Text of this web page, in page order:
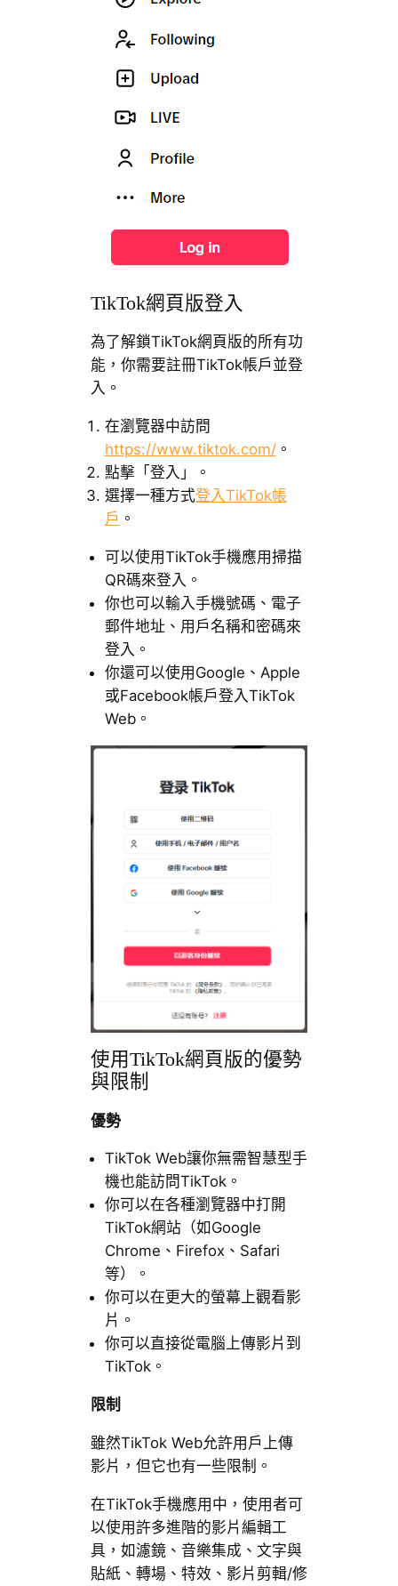
TikTok網頁版登入
為了解鎖TikTok網頁版的所有功
能，你需要註冊TikTok帳戶並登
入。
在瀏覽器中訪問
https://www.tiktok.com/。
點擊「登入」。
選擇一種方式登入TikTok帳
戶 。
可以使用TikTok手機應用掃描
QR碼來登入。
你也可以輸入手機號碼、電子
郵件地址、用戶名稱和密碼來
登入。
你還可以使用Google、Apple
或Facebook帳戶登入TikTok
Web。
使用TikTok網頁版的優勢
與限制
優勢
TikTok Web讓你無需智慧型手
機也能訪問TikTok。
你可以在各種瀏覽器中打開
TikTok網站（如Google
Chrome、Firefox、Safari
等）。
你可以在更大的螢幕上觀看影
片。
你可以直接從電腦上傳影片到
TikTok。
限制
雖然TikTok Web允許用戶上傳
影片，但它也有一些限制。
在TikTok手機應用中，使用者可
以使用許多進階的影片編輯工
具，如濾鏡、音樂集成、文字與
貼紙、轉場、特效、影片剪輯/修